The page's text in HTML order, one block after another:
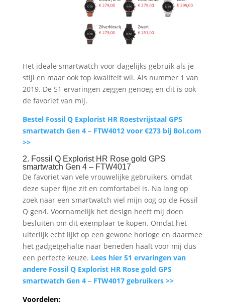
Het ideale smartwatch voor dagelijks gebruik als je
stijl en maar ook top kwaliteit wil. Als nummer 1 van
2019. De 51 ervaringen zeggen genoeg en dit is ook
de favoriet van mij.
Bestel Fossil Q Explorist HR Roestvrijstaal GPS
smartwatch Gen 4 – FTW4012 voor €273 bij Bol.com
>>
2. Fossil Q Explorist HR Rose gold GPS
smartwatch Gen 4 – FTW4017
De favoriet van vele vrouwelijke gebruikers, omdat
deze super fijne zit en comfortabel is. Na lang op
zoek naar een smartwatch viel mijn oog op de Fossil
Q gen4. Voornamelijk het design heeft mij doen
besluiten om dit exemplaar te kopen. Omdat het
uiterlijk echt lijkt op een gewone horloge en daarmee
het gadgetgehalte naar beneden haalt voor mij dus
een perfecte keuze. Lees hier 51 ervaringen van
andere Fossil Q Explorist HR Rose gold GPS
smartwatch Gen 4 – FTW4017 gebruikers >>
Voordelen: